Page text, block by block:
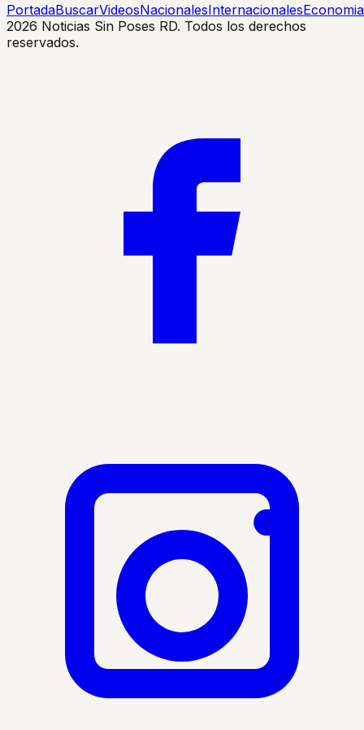
PortadaBuscarVideosNacionalesInternacionalesEconomia
2026 Noticias Sin Poses RD. Todos los derechos
reservados.